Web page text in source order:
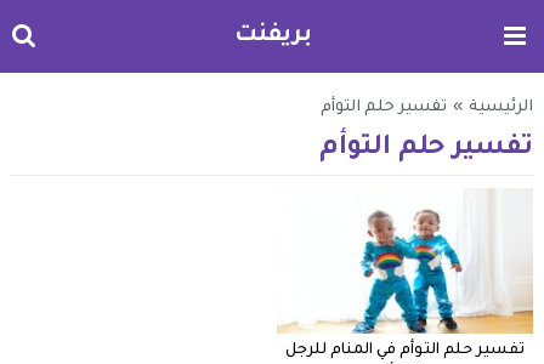
بريفنت
الرئيسية » تفسير حلم التوأم
تفسير حلم التوأم
تفسير حلم التوأم في المنام للرجل